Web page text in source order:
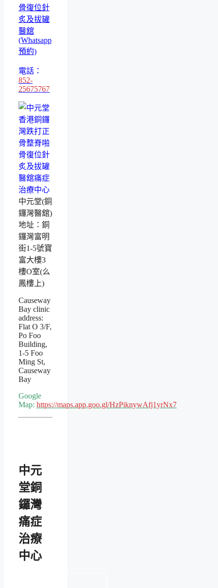
骨復位針
炙及拔罐
醫舘
(Whatsapp
預約)
電話：
852-
25675767
中元堂(銅
鑼灣醫舘)
地址：銅
鑼灣富明
街1-5號寶
富大樓3
樓O室(么
鳳樓上)
Causeway
Bay clinic
address:
Flat O 3/F,
Po Foo
Building,
1-5 Foo
Ming St,
Causeway
Bay
Google
Map: https://maps.app.goo.gl/HzPiknywAfj1yrNx7
中元
堂銅
鑼灣
痛症
治療
中心